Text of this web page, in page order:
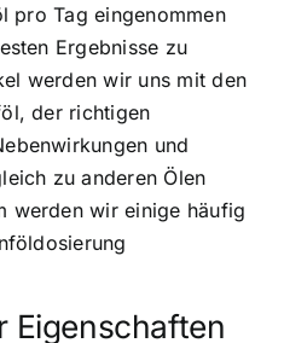
pro Tag eingenommen
Ergebnisse zu
werden wir uns mit den
der richtigen
und
zu anderen Ölen
werden wir einige häufig
Eigenschaften